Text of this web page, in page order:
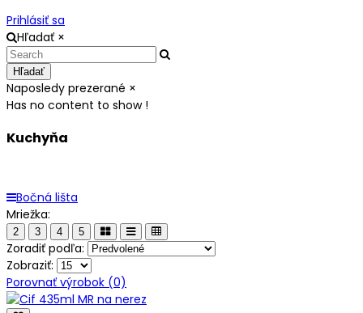
Prihlásiť sa
Hľadať ×
Hľadať
Naposledy prezerané ×
Has no content to show !
Kuchyňa
Bočná lišta
Mriežka:
2 3 4 5
Zoradiť podľa:
Zobraziť:
Porovnať výrobok (0)